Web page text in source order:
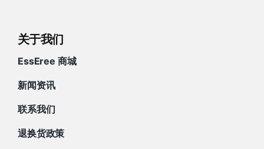
关于我们
EssEree 商城
新闻资讯
联系我们
退换货政策